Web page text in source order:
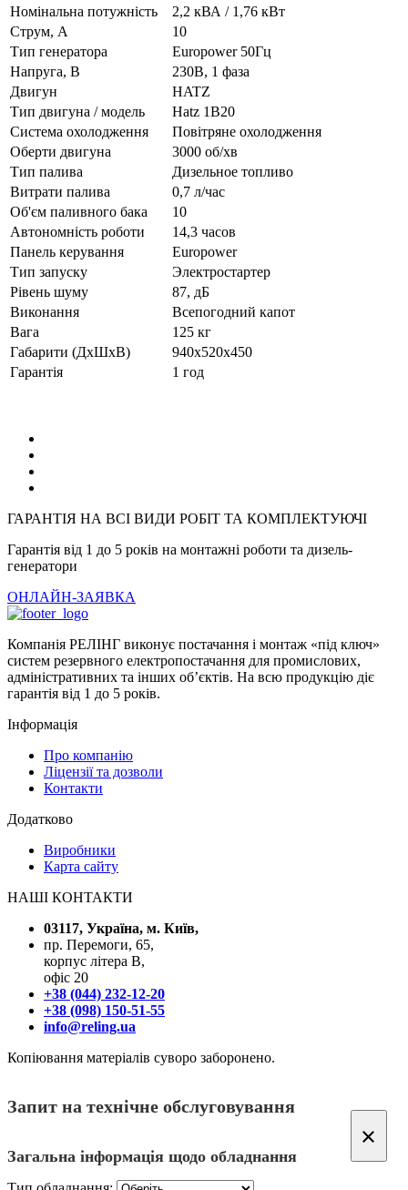
Номінальна потужність
2,2 кВА / 1,76 кВт
Струм, А
10
Тип генератора
Europower 50Гц
Напруга, В
230В, 1 фаза
Двигун
HATZ
Тип двигуна / модель
Hatz 1B20
Система охолодження
Повітряне охолодження
Оберти двигуна
3000 об/хв
Тип палива
Дизельное топливо
Витрати палива
0,7 л/час
Об'єм паливного бака
10
Автономність роботи
14,3 часов
Панель керування
Europower
Тип запуску
Электростартер
Рівень шуму
87, дБ
Виконання
Всепогодний капот
Вага
125 кг
Габарити (ДхШхВ)
940x520x450
Гарантія
1 год
ГАРАНТІЯ НА ВСІ ВИДИ РОБІТ ТА КОМПЛЕКТУЮЧІ
Гарантія від 1 до 5 років на монтажні роботи та дизель-
генератори
ОНЛАЙН-ЗАЯВКА
Компанія РЕЛІНГ виконує постачання і монтаж «під ключ»
систем резервного електропостачання для промислових,
адміністративних та інших об’єктів. На всю продукцію діє
гарантія від 1 до 5 років.
Інформація
Про компанію
Ліцензії та дозволи
Контакти
Додатково
Виробники
Карта сайту
НАШІ КОНТАКТИ
03117, Україна, м. Київ,
пр. Перемоги, 65,
корпус літера В,
офіс 20
+38 (044) 232-12-20
+38 (098) 150-51-55
info@reling.ua
Копіювання матеріалів суворо заборонено.
Запит на технічне обслуговування
×
Загальна інформація щодо обладнання